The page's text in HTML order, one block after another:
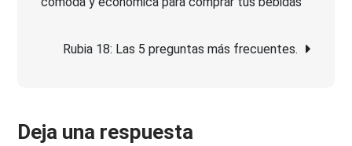
la
de
entradas
Rubia 18: Las 5 preguntas más frecuentes.
Deja una respuesta